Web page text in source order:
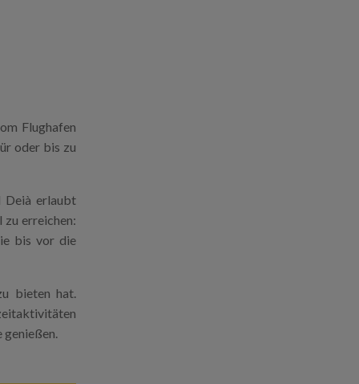
Flughafen
oder bis zu
Deià erlaubt
zu erreichen:
bis vor die
bieten hat.